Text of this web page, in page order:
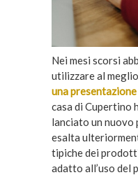
Nei mesi scorsi
utilizzare al
una
casa di Cupertino
lanciato un
esalta
tipiche dei
adatto all’uso del